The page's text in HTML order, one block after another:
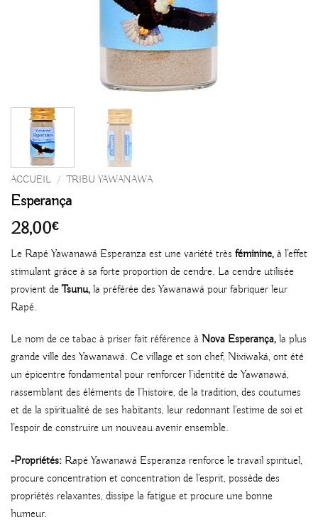
ACCUEIL / TRIBU YAWANAWA
Esperança
28,00€
Le Rapé Yawanawá Esperanza est une variété très féminine, à l’effet
stimulant grâce à sa forte proportion de cendre. La cendre utilisée
provient deTsunu, la préférée des Yawanawá pour fabriquer leur
Rapé.
Le nom de ce tabac à priser fait référence à Nova Esperança, la plus
grande ville des Yawanawá. Ce village et son chef, Nixiwaká, ont été
un épicentre fondamental pour renforcer l’identité de Yawanawá,
rassemblant des éléments de l’histoire, de la tradition, des coutumes
et de la spiritualité de ses habitants, leur redonnant l’estime de soi et
l’espoir de construire un nouveau avenir ensemble.
-Propriétés: Rapé Yawanawá Esperanza renforce le travail spirituel,
procure concentration et concentration de l’esprit, possède des
propriétés relaxantes, dissipe la fatigue et procure une bonne
humeur.